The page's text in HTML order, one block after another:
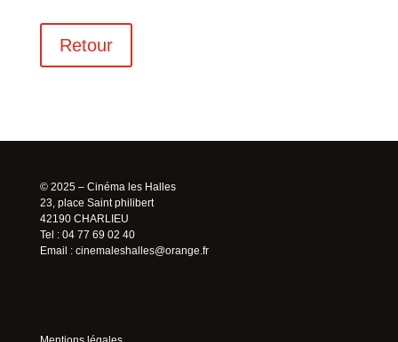
Retour
© 2025 – Cinéma les Halles
23, place Saint philibert
42190 CHARLIEU
Tel : 04 77 69 02 40
Email : cinemaleshalles@orange.fr